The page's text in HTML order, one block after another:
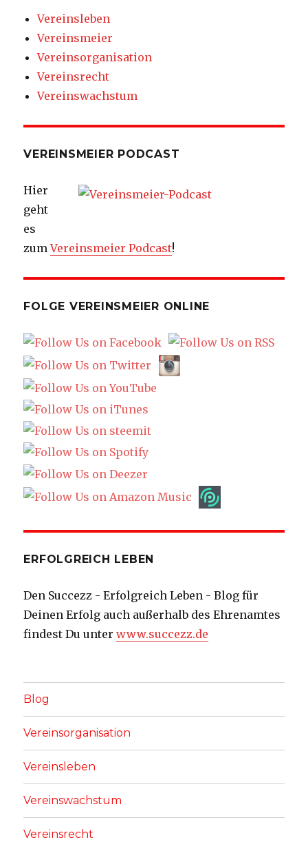
Vereinsleben
Vereinsmeier
Vereinsorganisation
Vereinsrecht
Vereinswachstum
VEREINSMEIER PODCAST
Hier
geht
es
zumVereinsmeier Podcast!
FOLGE VEREINSMEIER ONLINE
ERFOLGREICH LEBEN
Den Succezz - Erfolgreich Leben - Blog für
Deinen Erfolg auch außerhalb des Ehrenamtes
findest Du unterwww.succezz.de
Blog
Vereinsorganisation
Vereinsleben
Vereinswachstum
Vereinsrecht